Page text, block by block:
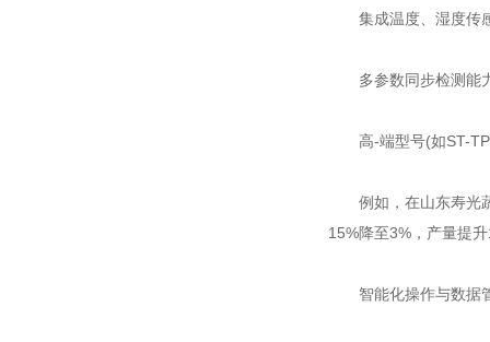
集成温度、湿度传感
多参数同步检测能
高-端型号(如ST-TPH
例如，在山东寿光蔬
15%降至3%，产量提
智能化操作与数据